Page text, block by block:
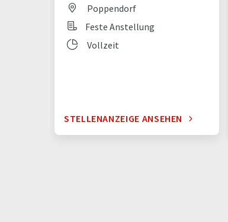
Poppendorf
Feste Anstellung
Vollzeit
STELLENANZEIGE ANSEHEN